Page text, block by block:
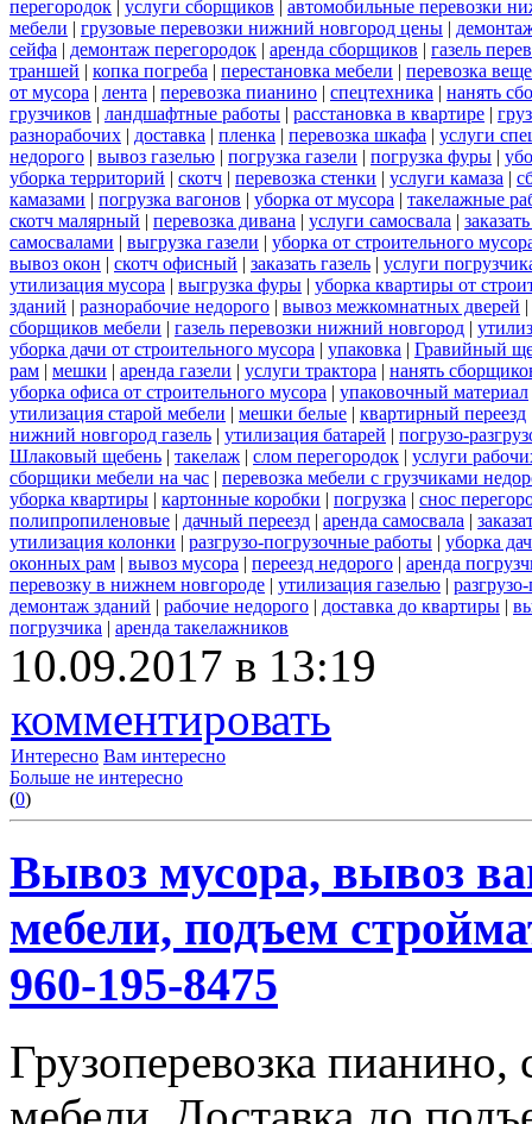
перегородок | услуги сборщиков | автомобильные перевозки
мебели | грузовые перевозки нижний новгород цены |
сейфа | демонтаж перегородок | аренда сборщиков | газель
траншей | копка погреба | перестановка мебели | перевозка
от мусора | лента | перевозка пианино | спецтехника | нанять
грузчиков | ландшафтные работы | расстановка в квартире |
разнорабочих | доставка | пленка | перевозка шкафа | услуги
недорого | вывоз газелью | погрузка газели | погрузка фуры |
уборка территорий | скотч | перевозка стенки | услуги камаза |
камазами | погрузка вагонов | уборка от мусора | такелажные
скотч малярный | перевозка дивана | услуги самосвала |
самосвалами | выгрузка газели | уборка от строительного
вывоз окон | скотч офисный | заказать газель | услуги
утилизация мусора | выгрузка фуры | уборка квартиры от
зданий | разнорабочие недорого | вывоз межкомнатных дверей |
сборщиков мебели | газель перевозки нижний новгород |
уборка дачи от строительного мусора | упаковка | Гравийный
рам | мешки | аренда газели | услуги трактора | нанять
уборка офиса от строительного мусора | упаковочный материал
утилизация старой мебели | мешки белые | квартирный переезд
нижний новгород газель | утилизация батарей | погрузо-
Шлаковый щебень | такелаж | слом перегородок | услуги
сборщики мебели на час | перевозка мебели с грузчиками
уборка квартиры | картонные коробки | погрузка | снос
полипропиленовые | дачный переезд | аренда самосвала |
утилизация колонки | разгрузо-погрузочные работы | уборка
оконных рам | вывоз мусора | переезд недорого | аренда
перевозку в нижнем новгороде | утилизация газелью |
демонтаж зданий | рабочие недорого | доставка до квартиры |
погрузчика | аренда такелажников
10.09.2017 в 13:19
комментировать
Интересно Вам интересно
Больше не интересно
(0)
Вывоз мусора, вывоз
мебели, подъем
960-195-8475
Грузоперевозка